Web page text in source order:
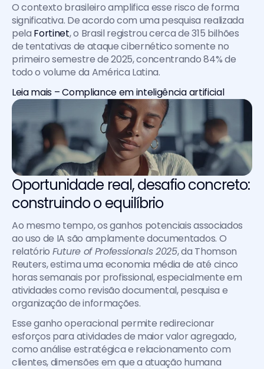
O contexto brasileiro amplifica esse risco de forma
significativa. De acordo com uma pesquisa realizada
pela Fortinet, o Brasil registrou cerca de 315 bilhões
de tentativas de ataque cibernético somente no
primeiro semestre de 2025, concentrando 84% de
todo o volume da América Latina.
Leia mais – Compliance em inteligência artificial
Oportunidade real, desafio concreto:
construindo o equilíbrio
Ao mesmo tempo, os ganhos potenciais associados
ao uso de IA são amplamente documentados. O
relatório Future of Professionals 2025, da Thomson
Reuters, estima uma economia média de até cinco
horas semanais por profissional, especialmente em
atividades como revisão documental, pesquisa e
organização de informações.
Esse ganho operacional permite redirecionar
esforços para atividades de maior valor agregado,
como análise estratégica e relacionamento com
clientes, dimensões em que a atuação humana